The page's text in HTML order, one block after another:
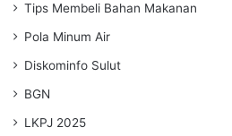
Tips Membeli Bahan Makanan
Pola Minum Air
Diskominfo Sulut
BGN
LKPJ 2025